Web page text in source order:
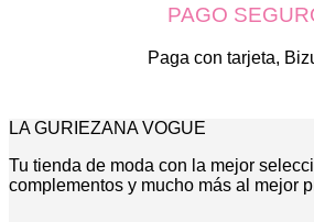
PAGO
Paga con tarjeta,
LA GURIEZANA VOGUE
Tu tienda de moda con la mejor
complementos y mucho más al mejor